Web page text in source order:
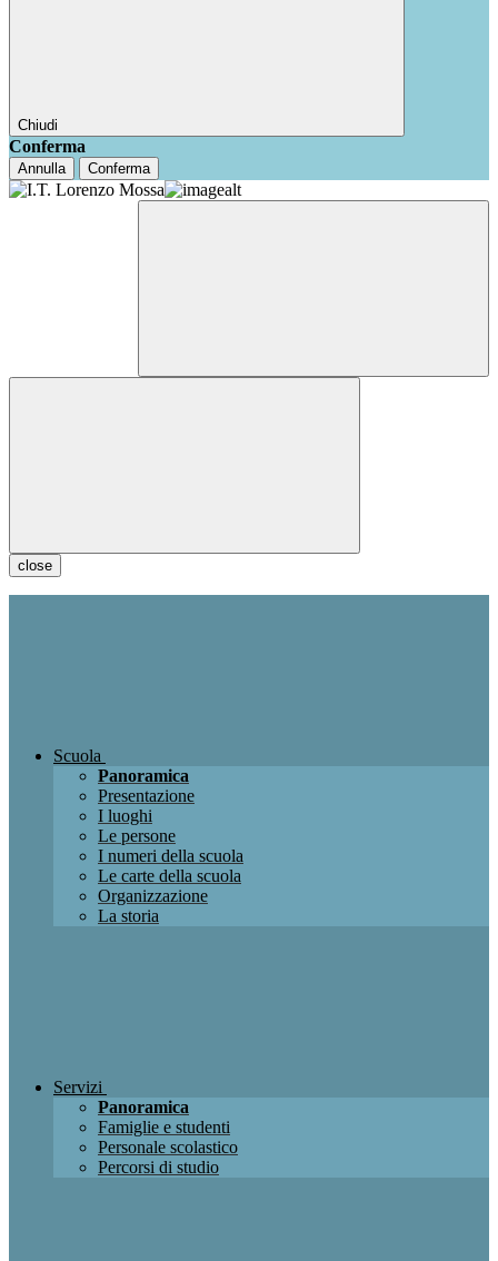
Chiudi
Conferma
Annulla Conferma
close
Scuola
Panoramica
Presentazione
I luoghi
Le persone
I numeri della scuola
Le carte della scuola
Organizzazione
La storia
Servizi
Panoramica
Famiglie e studenti
Personale scolastico
Percorsi di studio